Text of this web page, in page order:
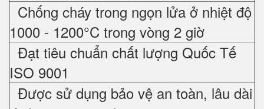
Chống cháy trong ngọn lửa ở nhiệt độ
1000 - 1200°C trong vòng 2 giờ
Đạt tiêu chuẩn chất lượng Quốc Tế
ISO 9001
Được sử dụng bảo vệ an toàn, lâu dài